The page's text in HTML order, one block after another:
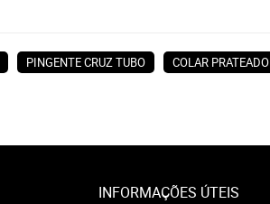
PINGENTE CRUZ TUBO COLAR PRATEADO
INFORMAÇÕES ÚTEIS